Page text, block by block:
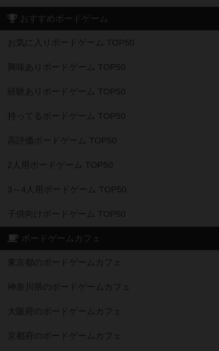
おすすめボードゲーム
お気に入りボードゲーム TOP50
興味ありボードゲーム TOP50
経験ありボードゲーム TOP50
持ってるボードゲーム TOP50
高評価ボードゲーム TOP50
2人用ボードゲーム TOP50
3～4人用ボードゲーム TOP50
子供向けボードゲーム TOP50
ボードゲームカフェ
東京都のボードゲームカフェ
神奈川県のボードゲームカフェ
大阪府のボードゲームカフェ
京都府のボードゲームカフェ